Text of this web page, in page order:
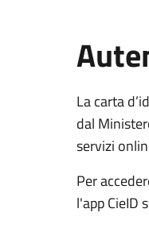
La carta
dal
servizi
Per
l'app CieID